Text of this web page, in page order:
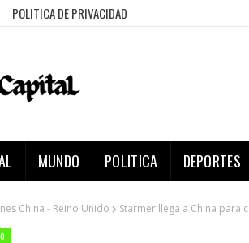
POLITICA DE PRIVACIDAD
MUNDO POLITICA DEPORTES
China - Reino Unido Starmer llega a China para